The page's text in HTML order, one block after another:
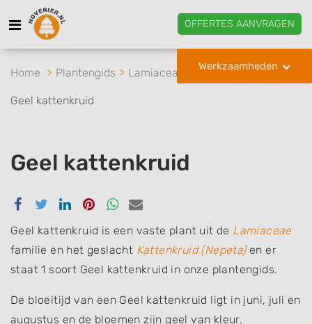
OFFERTES AANVRAGEN
Werkzaamheden
Home Plantengids Lamiaceae Kattenkruid
Geel kattenkruid
Geel kattenkruid
Delen
Facebook
Delen
Twitter
Delen
Linkedin
Delen
Pinterest
Delen
Whatsapp
Delen
email
Geel kattenkruid is een vaste plant uit de Lamiaceae
familie en het geslacht Kattenkruid (Nepeta)en er
staat 1 soort Geel kattenkruid in onze plantengids.
De bloeitijd van een Geel kattenkruid ligt in juni, juli en
augustus en de bloemen zijn geel van kleur.